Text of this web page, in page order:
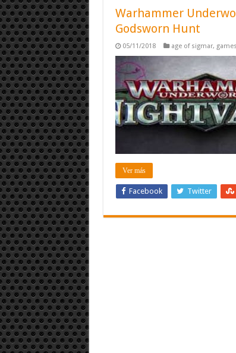
Warhammer
Godsworn Hunt
05/11/2018 age of sigmar,
Ver más
Facebook Twitter